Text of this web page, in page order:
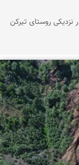
نزدیکی روستای تیرکن